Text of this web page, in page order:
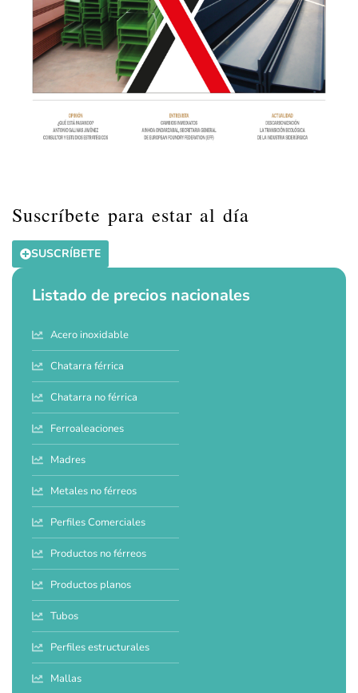
Suscríbete para estar al día
SUSCRÍBETE
Listado de precios nacionales
Acero inoxidable
Chatarra férrica
Chatarra no férrica
Ferroaleaciones
Madres
Metales no férreos
Perfiles Comerciales
Productos no férreos
Productos planos
Tubos
Perfiles estructurales
Mallas